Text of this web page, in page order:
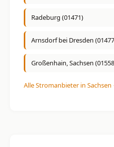
Radeburg (01471)
Arnsdorf bei Dresden
Großenhain, Sachsen
Alle Stromanbieter in